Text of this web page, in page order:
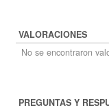
VALORACIONES
No se encontraron
PREGUNTAS Y